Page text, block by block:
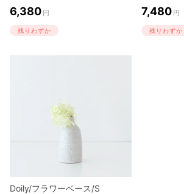
6,380 円
残りわずか
7,480 円
残りわずか
Doily/フラワーベース/S